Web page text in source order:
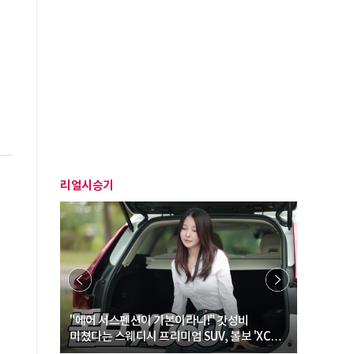
리얼시승기
"에어 서스펜션이 기본이라니!" 갓성비
미쳤다는 스웨디시 프리미엄 SUV, 볼보 'XC60